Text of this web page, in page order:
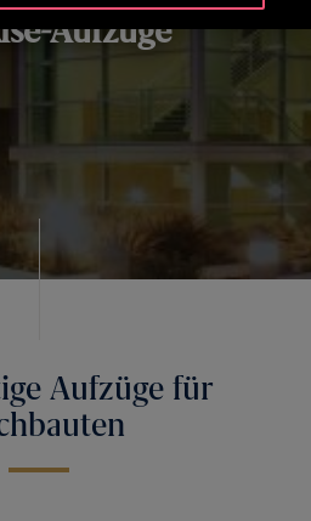
Aufzüge
Aufzüge für